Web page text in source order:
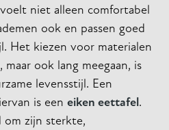
niet alleen comfortabel
ook en passen goed
Het kiezen voor materialen
ook lang meegaan, is
levensstijl. Een
is een eiken eettafel.
om zijn sterkte,